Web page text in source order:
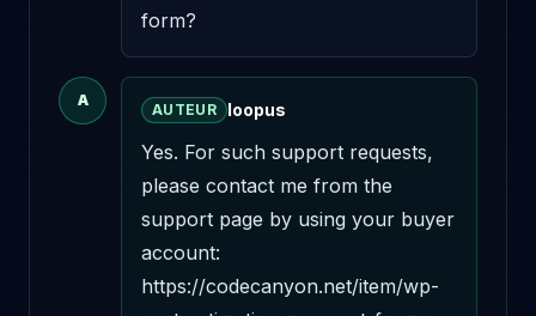
form?
A
AUTEUR loopus
Yes. For such support requests,
please contact me from the
support page by using your buyer
account:
https://codecanyon.net/item/wp-